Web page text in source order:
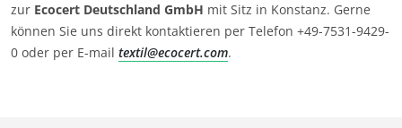
Bio-Landwirtschaft
Fairer Handel
zur Ecocert Deutschland GmbH mit Sitz in Konstanz. Gerne
können Sie uns direkt kontaktieren per Telefon +49-7531-9429-
0 oder per E-mail textil@ecocert.com.